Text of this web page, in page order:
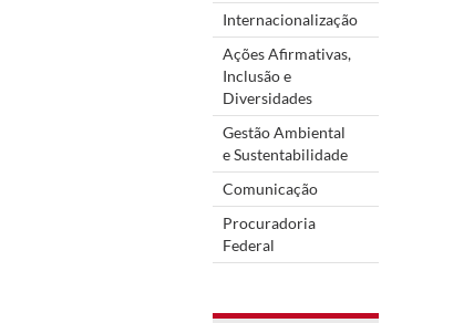
Internacionalização
Ações Afirmativas,
Inclusão e
Diversidades
Gestão Ambiental
e Sustentabilidade
Comunicação
Procuradoria
Federal